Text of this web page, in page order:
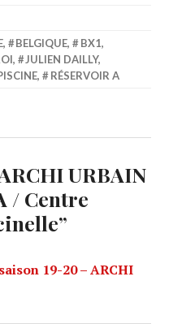
, BELGIQUE, BX1,
, JULIEN DAILLY,
, RÉSERVOIR A
URBAIN
/ Centre
”
19-20 – ARCHI